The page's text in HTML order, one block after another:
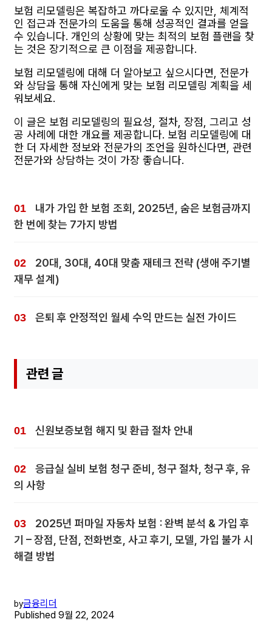
보험 리모델링은 복잡하고 까다로울 수 있지만, 체계적
인 접근과 전문가의 도움을 통해 성공적인 결과를 얻을
수 있습니다. 개인의 상황에 맞는 최적의 보험 플랜을 찾
는 것은 장기적으로 큰 이점을 제공합니다.
보험 리모델링에 대해 더 알아보고 싶으시다면, 전문가
와 상담을 통해 자신에게 맞는 보험 리모델링 계획을 세
워보세요.
이 글은 보험 리모델링의 필요성, 절차, 장점, 그리고 성
공 사례에 대한 개요를 제공합니다. 보험 리모델링에 대
한 더 자세한 정보와 전문가의 조언을 원하신다면, 관련
전문가와 상담하는 것이 가장 좋습니다.
내가 가입 한 보험 조회, 2025년, 숨은 보험금까지
한 번에 찾는 7가지 방법
20대, 30대, 40대 맞춤 재테크 전략 (생애 주기별
재무 설계)
은퇴 후 안정적인 월세 수익 만드는 실전 가이드
관련 글
신원보증보험 해지 및 환급 절차 안내
응급실 실비 보험 청구 준비, 청구 절차, 청구 후, 유
의 사항
2025년 퍼마일 자동차 보험 : 완벽 분석 & 가입 후
기 – 장점, 단점, 전화번호, 사고 후기, 모델, 가입 불가 시
해결 방법
by금융리더
Published 9월 22, 2024